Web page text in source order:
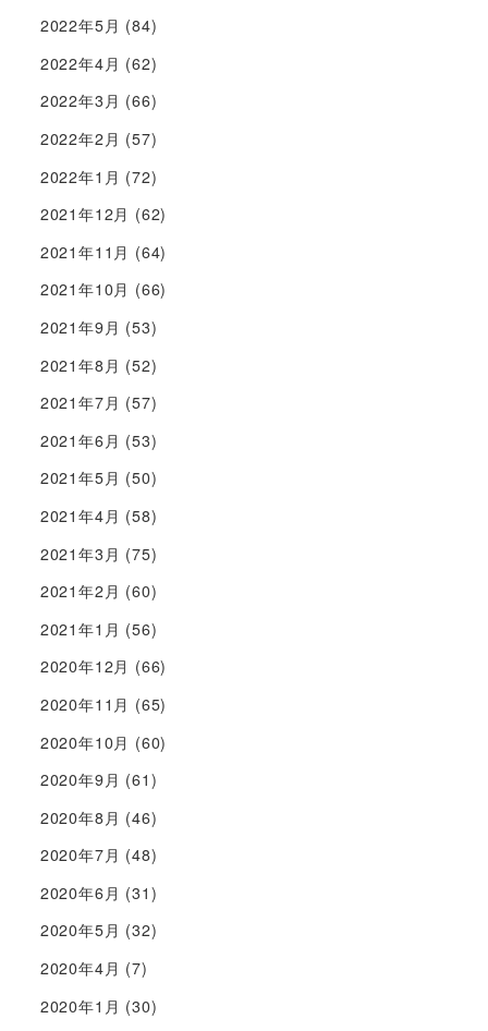
2022年5月 (84)
2022年4月 (62)
2022年3月 (66)
2022年2月 (57)
2022年1月 (72)
2021年12月 (62)
2021年11月 (64)
2021年10月 (66)
2021年9月 (53)
2021年8月 (52)
2021年7月 (57)
2021年6月 (53)
2021年5月 (50)
2021年4月 (58)
2021年3月 (75)
2021年2月 (60)
2021年1月 (56)
2020年12月 (66)
2020年11月 (65)
2020年10月 (60)
2020年9月 (61)
2020年8月 (46)
2020年7月 (48)
2020年6月 (31)
2020年5月 (32)
2020年4月 (7)
2020年1月 (30)